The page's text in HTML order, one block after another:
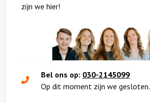
zijn we hier!
Bel ons op: 030-2145099
Op dit moment zijn we gesloten.